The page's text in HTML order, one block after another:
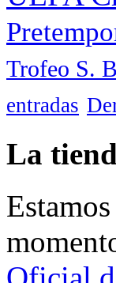
Trofeo S.
entradas
La